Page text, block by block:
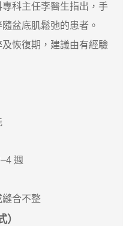
專科主任李醫生指出，手
盆底肌鬆弛的患者。
及恢復期，建議由有經驗
週
合不整